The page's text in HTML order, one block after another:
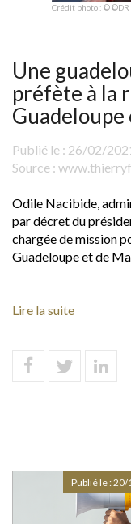
Crédit photo : © ©DR
Une
préfète à la
Publié le : 26/02/
Source :
Odile Nacibide,
par décret du
chargée de mission
Guadeloupe et de
Lire la suite
Publié le :20/